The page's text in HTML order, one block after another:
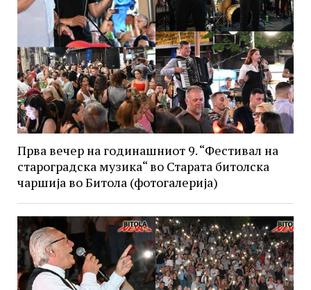
Прва вечер на годинашниот 9. “Фестивал на
староградска музика“ во Старата битолска
чаршија во Битола (фотогалерија)